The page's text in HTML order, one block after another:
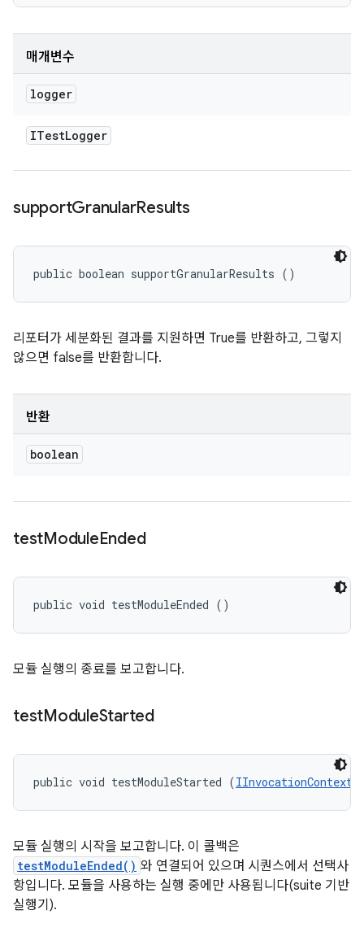
매개변수
logger
ITestLogger
supportGranularResults
public boolean supportGranularResults ()
리포터가 세분화된 결과를 지원하면 True를 반환하고, 그렇지
않으면 false를 반환합니다.
반환
boolean
testModuleEnded
public void testModuleEnded ()
모듈 실행의 종료를 보고합니다.
testModuleStarted
public void testModuleStarted (IInvocationContext
모듈 실행의 시작을 보고합니다. 이 콜백은
testModuleEnded() 와 연결되어 있으며 시퀀스에서 선택사
항입니다. 모듈을 사용하는 실행 중에만 사용됩니다(suite 기반
실행기).